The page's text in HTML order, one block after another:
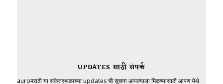
UPDATES साठी संपर्क
auroमराठी या संकेतस्थळाच्या updates ची सूचना आपल्याला मिळण्यासाठी आपण येथे